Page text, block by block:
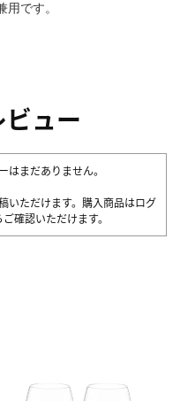
です。
ュー
はまだありません。
いただけます。購入商品はログ
ご確認いただけます。